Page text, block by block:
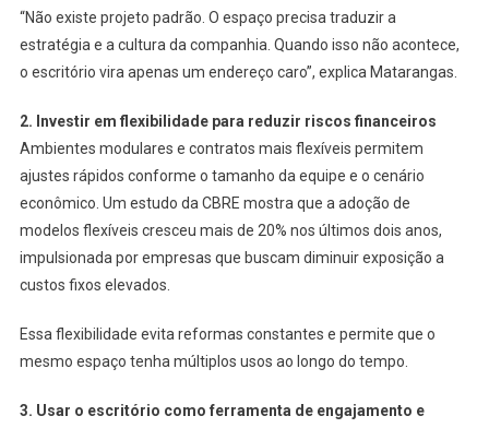
“Não existe projeto padrão. O espaço precisa traduzir a
estratégia e a cultura da companhia. Quando isso não acontece,
o escritório vira apenas um endereço caro”, explica Matarangas.
2. Investir em flexibilidade para reduzir riscos financeiros
Ambientes modulares e contratos mais flexíveis permitem
ajustes rápidos conforme o tamanho da equipe e o cenário
econômico. Um estudo da CBRE mostra que a adoção de
modelos flexíveis cresceu mais de 20% nos últimos dois anos,
impulsionada por empresas que buscam diminuir exposição a
custos fixos elevados.
Essa flexibilidade evita reformas constantes e permite que o
mesmo espaço tenha múltiplos usos ao longo do tempo.
3. Usar o escritório como ferramenta de engajamento e